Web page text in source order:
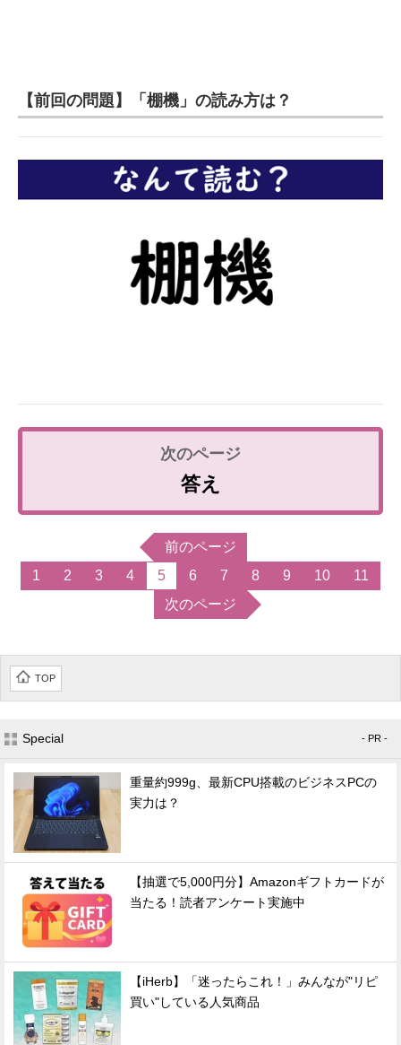
【前回の問題】「棚機」の読み方は？
答え
前のページ
1
2 3 4 5 6 7 8 9 10
11
次のページ
TOP
Special - PR -
重量約999g、最新CPU搭載のビジネスPCの
実力は？
【抽選で5,000円分】Amazonギフトカードが
当たる！読者アンケート実施中
【iHerb】「迷ったらこれ！」みんなが"リピ
買い"している人気商品